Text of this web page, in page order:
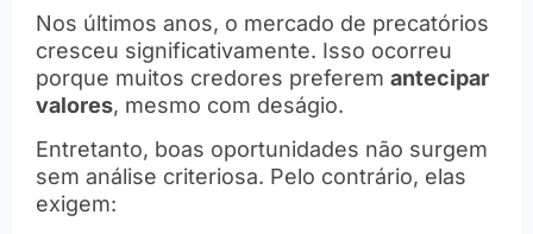
Nos últimos anos, o mercado de precatórios
cresceu significativamente. Isso ocorreu
porque muitos credores preferem antecipar
valores, mesmo com deságio.
Entretanto, boas oportunidades não surgem
sem análise criteriosa. Pelo contrário, elas
exigem: